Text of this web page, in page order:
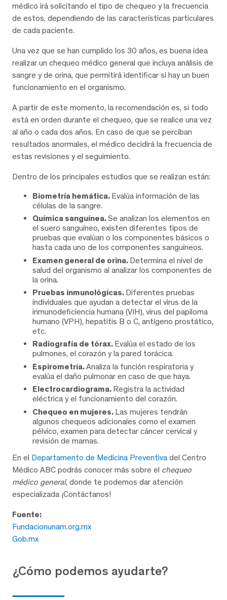
médico irá solicitando el tipo de chequeo y la frecuencia
de estos, dependiendo de las características particulares
de cada paciente.
Una vez que se han cumplido los 30 años, es buena idea
realizar un chequeo médico general que incluya análisis de
sangre y de orina, que permitirá identificar si hay un buen
funcionamiento en el organismo.
A partir de este momento, la recomendación es, si todo
está en orden durante el chequeo, que se realice una vez
al año o cada dos años. En caso de que se perciban
resultados anormales, el médico decidirá la frecuencia de
estas revisiones y el seguimiento.
Dentro de los principales estudios que se realizan están:
Biometría hemática. Evalúa información de las
células de la sangre.
Química sanguínea.Se analizan los elementos en
el suero sanguíneo, existen diferentes tipos de
pruebas que evalúan o los componentes básicos o
hasta cada uno de los componentes sanguíneos.
Examen general de orina. Determina el nivel de
salud del organismo al analizar los componentes de
la orina.
Pruebas inmunológicas. Diferentes pruebas
individuales que ayudan a detectar el virus de la
inmunodeficiencia humana (VIH), virus del papiloma
humano (VPH), hepatitis B o C, antígeno prostático,
etc.
Radiografía de tórax. Evalúa el estado de los
pulmones, el corazón y la pared torácica.
Espirometría.Analiza la función respiratoria y
evalúa el daño pulmonar en caso de que haya.
Electrocardiograma. Registra la actividad
eléctrica y el funcionamiento del corazón.
Chequeo en mujeres. Las mujeres tendrán
algunos chequeos adicionales como el examen
pélvico, examen para detectar cáncer cervical y
revisión de mamas.
En el Departamento de Medicina Preventiva del Centro
Médico ABC podrás conocer más sobre el chequeo
médico general, donde te podemos dar atención
especializada ¡Contáctanos!
Fuente:
Fundacionunam.org.mx
Gob.mx
¿Cómo podemos ayudarte?